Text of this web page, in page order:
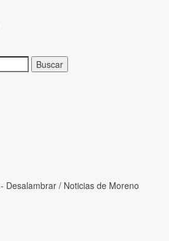
- Desalambrar / Noticias de Moreno